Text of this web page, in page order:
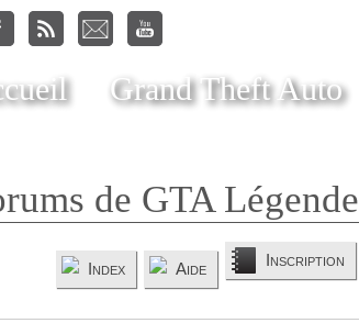
Grand Theft Auto
de GTA Légende
Index Aide Inscription